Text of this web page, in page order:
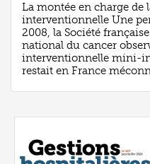
La montée en charge de
interventionnelle Une
2008, la Société
national du cancer
interventionnelle mini-
restait en France